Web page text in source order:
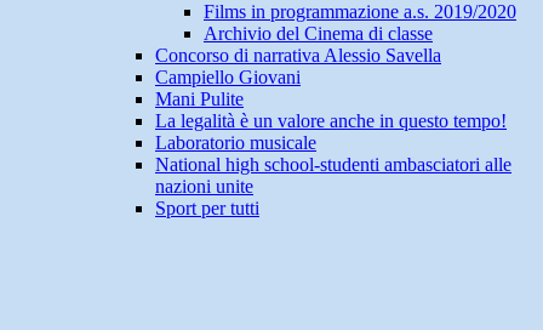
Films in programmazione a.s. 2019/2020
Archivio del Cinema di classe
Concorso di narrativa Alessio Savella
Campiello Giovani
Mani Pulite
La legalità è un valore anche in questo tempo!
Laboratorio musicale
National high school-studenti ambasciatori alle
nazioni unite
Sport per tutti